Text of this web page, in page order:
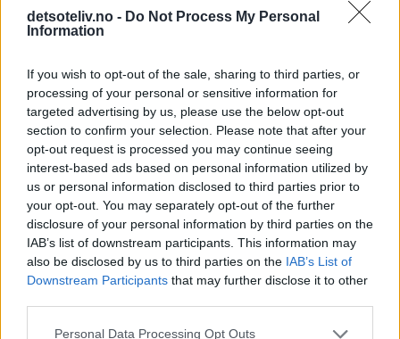
detsoteliv.no - Do Not Process My Personal
Information
If you wish to opt-out of the sale, sharing to third parties, or
processing of your personal or sensitive information for
targeted advertising by us, please use the below opt-out
section to confirm your selection. Please note that after your
opt-out request is processed you may continue seeing
interest-based ads based on personal information utilized by
us or personal information disclosed to third parties prior to
your opt-out. You may separately opt-out of the further
disclosure of your personal information by third parties on the
IAB’s list of downstream participants. This information may
also be disclosed by us to third parties on the IAB’s List of
Downstream Participants that may further disclose it to other
Personal Data Processing Opt Outs
God fornøyelse! 😃